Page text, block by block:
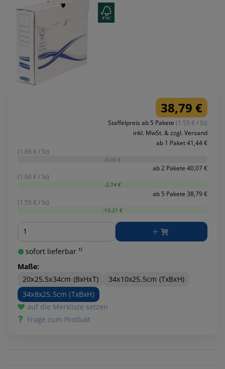
38,79 €
Staffelpreis ab 5 Pakete (1.55 € / St)
inkl. MwSt. & zzgl. Versand
ab 1 Paket 41,44 €
(1.66 € / St)
-0,00 €
ab 2 Pakete 40,07 €
(1.60 € / St)
-2,74 €
ab 5 Pakete 38,79 €
(1.55 € / St)
-13,21 €
Menge
sofort lieferbar ¹⁾
Maße:
20x25,5x34cm (BxHxT)
34x10x25,5cm (TxBxH)
34x8x25,5cm (TxBxH)
auf die Merkliste setzen
Frage zum Produkt